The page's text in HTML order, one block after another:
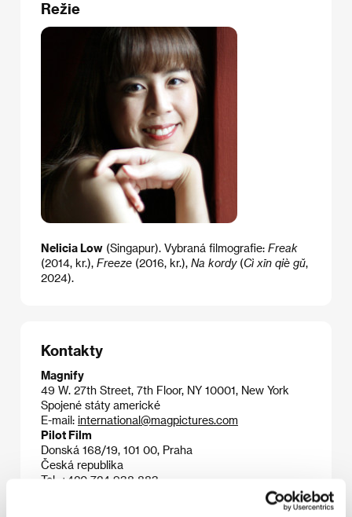
Režie
Nelicia Low (Singapur). Vybraná filmografie: Freak
(2014, kr.), Freeze (2016, kr.), Na kordy(Cì xīn qiè gŭ,
2024).
Kontakty
Magnify
49 W. 27th Street, 7th Floor, NY 10001, New York
Spojené státy americké
E-mail: international@magpictures.com
Pilot Film
Donská 168/19, 101 00, Praha
Česká republika
Tel: +420 724 938 883